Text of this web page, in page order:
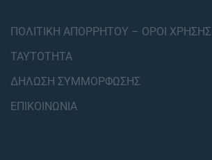
ΠΟΛΙΤΙΚΗ ΑΠΟΡΡΗΤΟΥ – ΟΡΟΙ ΧΡΗΣΗΣ
ΤΑΥΤΟΤΗΤΑ
ΔΗΛΩΣΗ ΣΥΜΜΟΡΦΩΣΗΣ
ΕΠΙΚΟΙΝΩΝΙΑ